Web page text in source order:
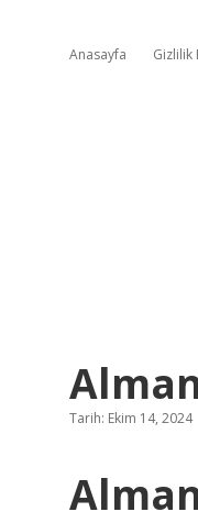
Anasayfa Gizlilik
Tarih: Ekim 14, 2024